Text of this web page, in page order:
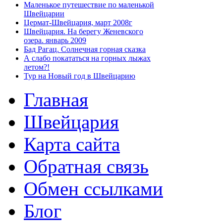
Маленькое путешествие по маленькой
Швейцарии
Цермат-Швейцария, март 2008г
Швейцария. На берегу Женевского
озера. январь 2009
Бад Рагац. Солнечная горная сказка
А слабо покататься на горных лыжах
летом?!
Тур на Новый год в Швейцарию
Главная
Швейцария
Карта сайта
Обратная связь
Обмен ссылками
Блог